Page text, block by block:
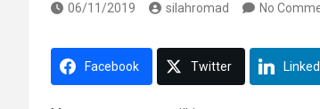
06/11/2019 silahromad No
Facebook Twitter